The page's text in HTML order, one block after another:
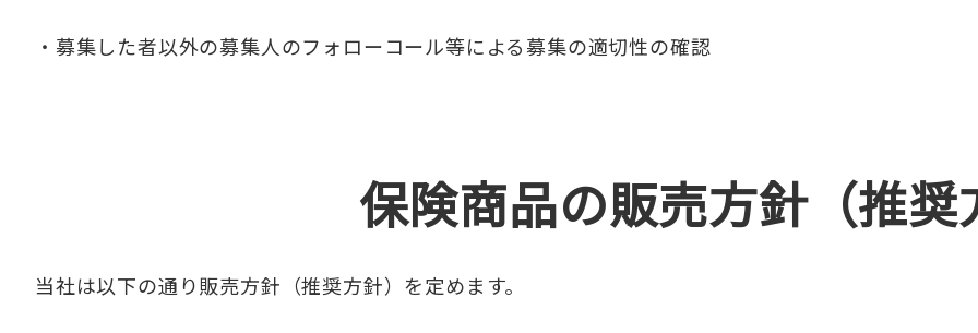
・募集した者以外の募集人のフォローコール等による募集の適切性の確認
保険商品の販売方針（推奨
当社は以下の通り販売方針（推奨方針）を定めます。